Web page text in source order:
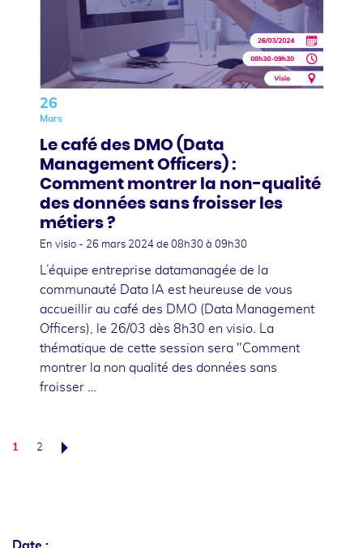
26
Mars
Le café des DMO (Data
Management Officers) :
Comment montrer la non-qualité
des données sans froisser les
métiers ?
En visio - 26 mars 2024 de 08h30 à 09h30
L’équipe entreprise datamanagée de la
communauté Data IA est heureuse de vous
accueillir au café des DMO (Data Management
Officers), le 26/03 dès 8h30 en visio. La
thématique de cette session sera "Comment
montrer la non qualité des données sans
froisser …
1 2
Date :